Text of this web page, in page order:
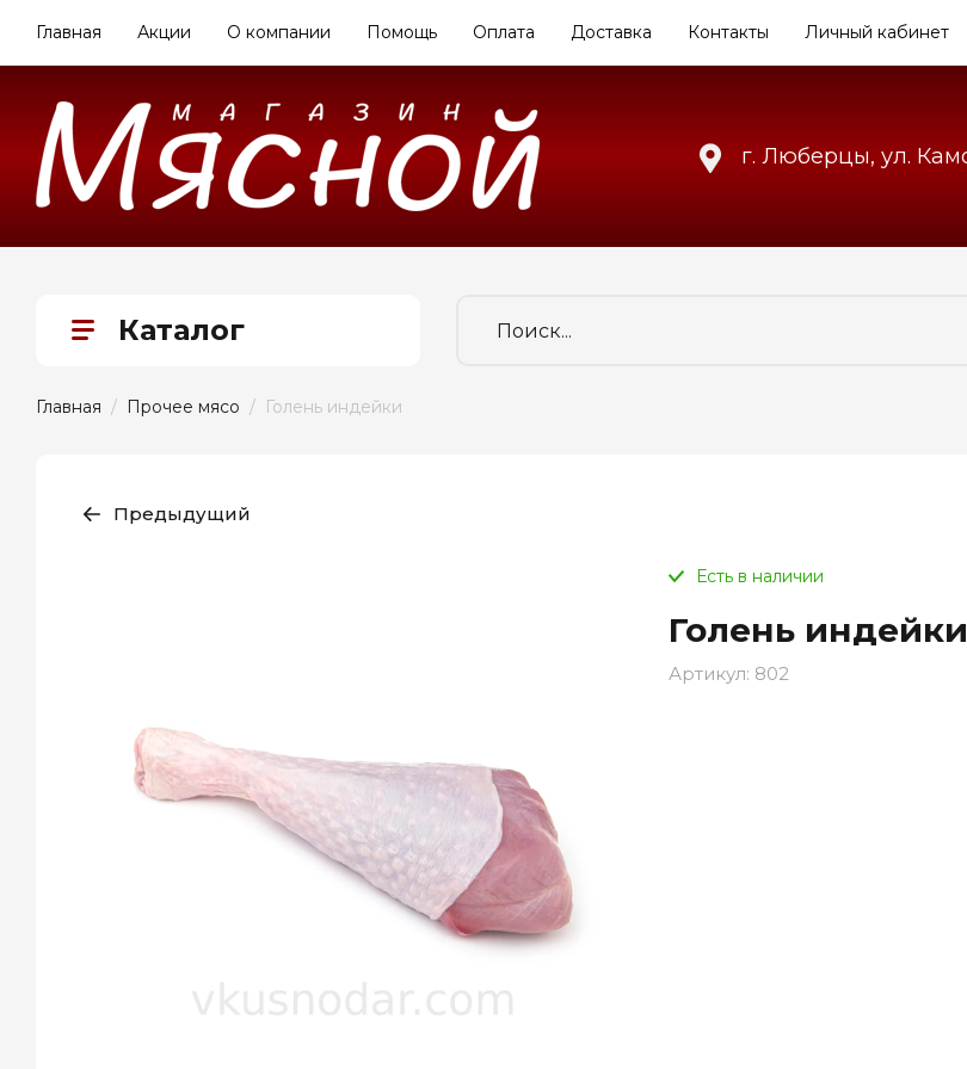
Главная Акции О компании Помощь Оплата Доставка Контакты Личный кабинет
г. Люберцы, ул.
Каталог
Главная / Прочее мясо /  Голень индейки
Предыдущий
Есть в наличии
Голень индейки
Артикул: 802